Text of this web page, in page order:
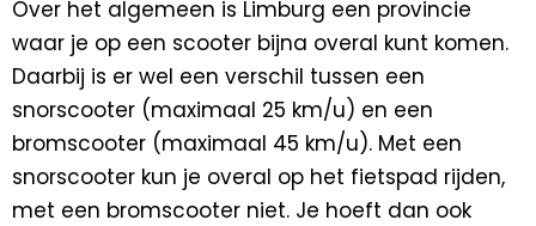
Over het algemeen is Limburg een provincie
waar je op een scooter bijna overal kunt komen.
Daarbij is er wel een verschil tussen een
snorscooter (maximaal 25 km/u) en een
bromscooter (maximaal 45 km/u). Met een
snorscooter kun je overal op het fietspad rijden,
met een bromscooter niet. Je hoeft dan ook